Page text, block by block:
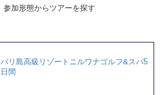
参加形態からツアーを探す
バリ島高級リゾートニルワナゴルフ&スパ5
日間